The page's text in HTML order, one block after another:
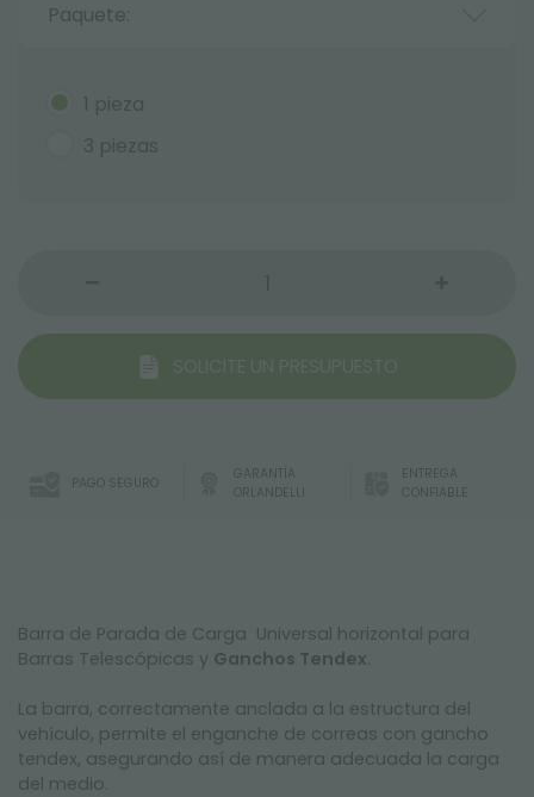
Paquete:
1 pieza
3 piezas
SOLICITE UN PRESUPUESTO
PAGO SEGURO
GARANTÍA
ORLANDELLI
ENTREGA
CONFIABLE
Barra de Parada de Carga Universal horizontal para
Barras Telescópicas y Ganchos Tendex.
La barra, correctamente anclada a la estructura del
vehículo, permite el enganche de correas con gancho
tendex, asegurando así de manera adecuada la carga
del medio.